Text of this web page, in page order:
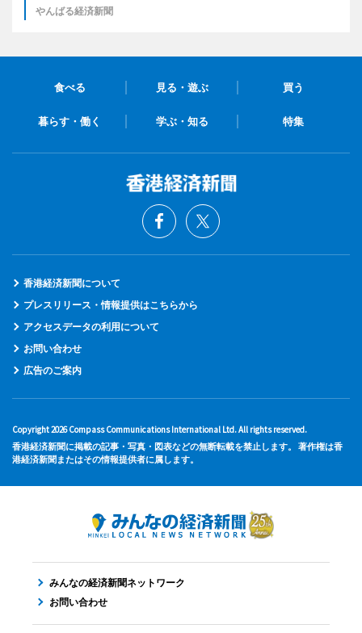
やんばる経済新聞
食べる 見る・遊ぶ 買う
暮らす・働く 学ぶ・知る 特集
香港経済新聞について
プレスリリース・情報提供はこちらから
アクセスデータの利用について
お問い合わせ
広告のご案内
Copyright 2026 Compass Communications International Ltd. All rights reserved.
香港経済新聞に掲載の記事・写真・図表などの無断転載を禁止します。 著作権は香
港経済新聞またはその情報提供者に属します。
みんなの経済新聞ネットワーク
お問い合わせ